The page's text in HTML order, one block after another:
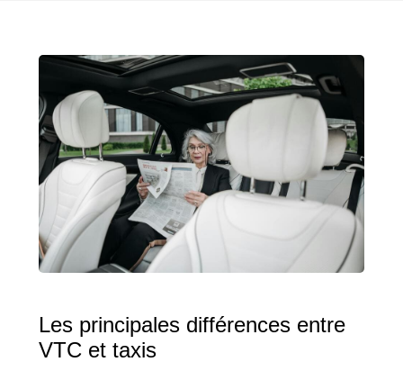
Les principales différences entre
VTC et taxis